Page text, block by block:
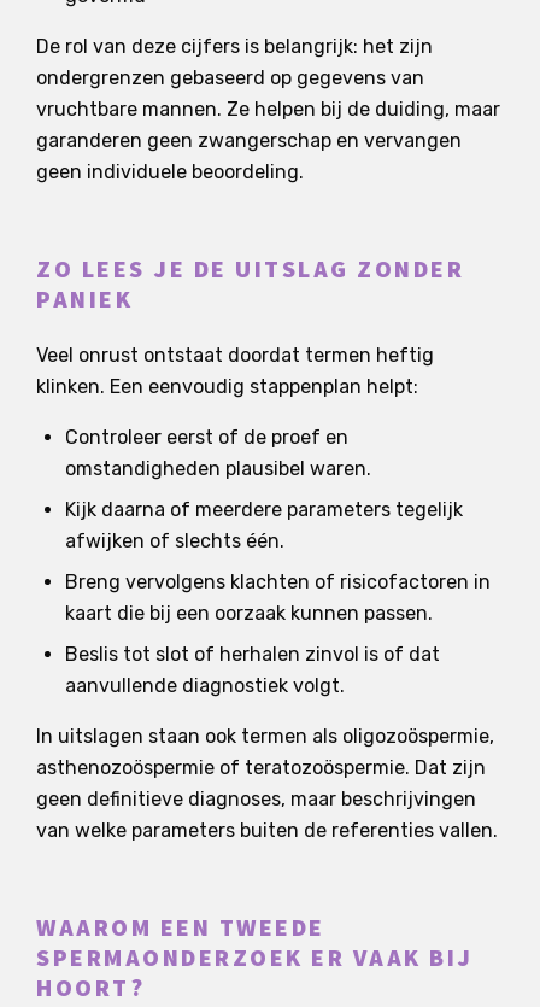
De rol van deze cijfers is belangrijk: het zijn
ondergrenzen gebaseerd op gegevens van
vruchtbare mannen. Ze helpen bij de duiding, maar
garanderen geen zwangerschap en vervangen
geen individuele beoordeling.
ZO LEES JE DE UITSLAG ZONDER
PANIEK
Veel onrust ontstaat doordat termen heftig
klinken. Een eenvoudig stappenplan helpt:
Controleer eerst of de proef en
omstandigheden plausibel waren.
Kijk daarna of meerdere parameters tegelijk
afwijken of slechts één.
Breng vervolgens klachten of risicofactoren in
kaart die bij een oorzaak kunnen passen.
Beslis tot slot of herhalen zinvol is of dat
aanvullende diagnostiek volgt.
In uitslagen staan ook termen als oligozoöspermie,
asthenozoöspermie of teratozoöspermie. Dat zijn
geen definitieve diagnoses, maar beschrijvingen
van welke parameters buiten de referenties vallen.
WAAROM EEN TWEEDE
SPERMAONDERZOEK ER VAAK BIJ
HOORT?